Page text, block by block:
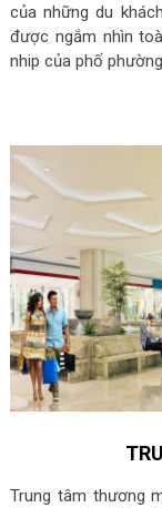
của những du
được ngắm nhìn
nhip của phố
Trung tâm thương